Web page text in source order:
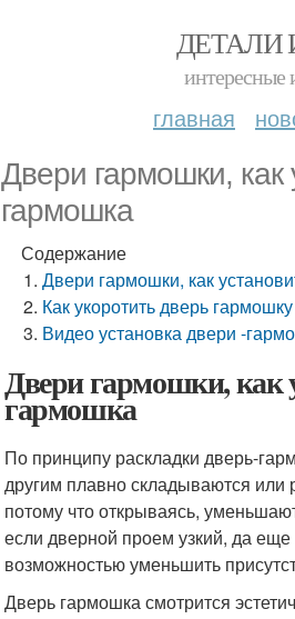
ДЕТАЛИ
интересные
главная
Двери гармошки, как
гармошка
Содержание
Двери гармошки, как
Как укоротить дверь
Видео установка двери -
Двери гармошки, как
гармошка
По принципу раскладки дверь-
другим плавно складываются или
потому что открываясь,
если дверной проем узкий, да
возможностью уменьшить
Дверь гармошка смотрится